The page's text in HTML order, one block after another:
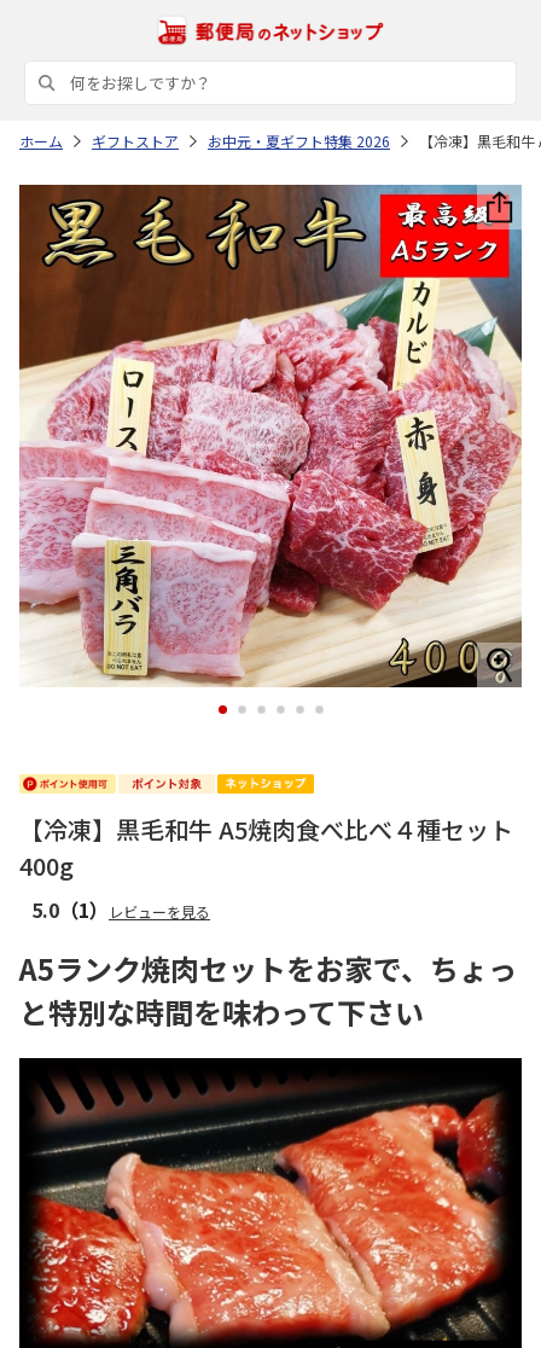
ホーム ギフトストア お中元・夏ギフト特集 2026 【冷凍】黒毛和
1 2 3 4 5 6
【冷凍】黒毛和牛 A5焼肉食べ比べ４種セット
400g
5.0 （1） レビューを見る
A5ランク焼肉セットをお家で、ちょっ
と特別な時間を味わって下さい